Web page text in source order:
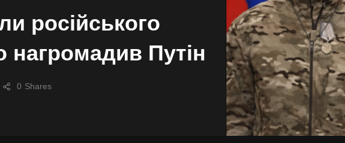
російського
нагромадив Путін
Shares
0